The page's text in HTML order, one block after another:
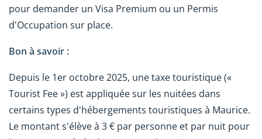
pour demander un Visa Premium ou un Permis
d'Occupation sur place.
Bon à savoir :
Depuis le 1er octobre 2025, une taxe touristique («
Tourist Fee ») est appliquée sur les nuitées dans
certains types d'hébergements touristiques à Maurice.
Le montant s'élève à 3 € par personne et par nuit pour